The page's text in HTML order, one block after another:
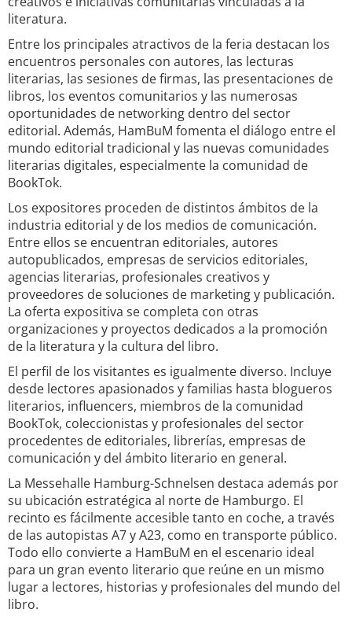
literatura.
Entre los principales atractivos de la feria destacan los
encuentros personales con autores, las lecturas
literarias, las sesiones de firmas, las presentaciones de
libros, los eventos comunitarios y las numerosas
oportunidades de networking dentro del sector
editorial. Además, HamBuM fomenta el diálogo entre el
mundo editorial tradicional y las nuevas comunidades
literarias digitales, especialmente la comunidad de
BookTok.
Los expositores proceden de distintos ámbitos de la
industria editorial y de los medios de comunicación.
Entre ellos se encuentran editoriales, autores
autopublicados, empresas de servicios editoriales,
agencias literarias, profesionales creativos y
proveedores de soluciones de marketing y publicación.
La oferta expositiva se completa con otras
organizaciones y proyectos dedicados a la promoción
de la literatura y la cultura del libro.
El perfil de los visitantes es igualmente diverso. Incluye
desde lectores apasionados y familias hasta blogueros
literarios, influencers, miembros de la comunidad
BookTok, coleccionistas y profesionales del sector
procedentes de editoriales, librerías, empresas de
comunicación y del ámbito literario en general.
La Messehalle Hamburg-Schnelsen destaca además por
su ubicación estratégica al norte de Hamburgo. El
recinto es fácilmente accesible tanto en coche, a través
de las autopistas A7 y A23, como en transporte público.
Todo ello convierte a HamBuM en el escenario ideal
para un gran evento literario que reúne en un mismo
lugar a lectores, historias y profesionales del mundo del
libro.